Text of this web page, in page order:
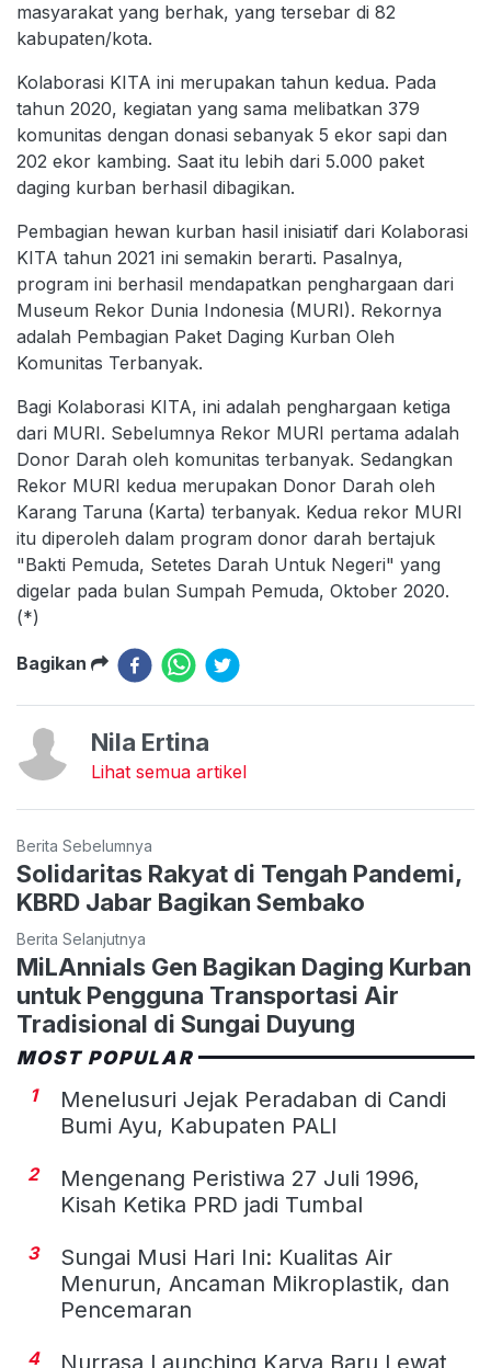
masyarakat yang berhak, yang tersebar di 82
kabupaten/kota.
Kolaborasi KITA ini merupakan tahun kedua. Pada
tahun 2020, kegiatan yang sama melibatkan 379
komunitas dengan donasi sebanyak 5 ekor sapi dan
202 ekor kambing. Saat itu lebih dari 5.000 paket
daging kurban berhasil dibagikan.
Pembagian hewan kurban hasil inisiatif dari Kolaborasi
KITA tahun 2021 ini semakin berarti. Pasalnya,
program ini berhasil mendapatkan penghargaan dari
Museum Rekor Dunia Indonesia (MURI). Rekornya
adalah Pembagian Paket Daging Kurban Oleh
Komunitas Terbanyak.
Bagi Kolaborasi KITA, ini adalah penghargaan ketiga
dari MURI. Sebelumnya Rekor MURI pertama adalah
Donor Darah oleh komunitas terbanyak. Sedangkan
Rekor MURI kedua merupakan Donor Darah oleh
Karang Taruna (Karta) terbanyak. Kedua rekor MURI
itu diperoleh dalam program donor darah bertajuk
"Bakti Pemuda, Setetes Darah Untuk Negeri" yang
digelar pada bulan Sumpah Pemuda, Oktober 2020.
(*)
Bagikan
Nila Ertina
Lihat semua artikel
Berita Sebelumnya
Solidaritas Rakyat di Tengah Pandemi,
KBRD Jabar Bagikan Sembako
Berita Selanjutnya
MiLAnnials Gen Bagikan Daging Kurban
untuk Pengguna Transportasi Air
Tradisional di Sungai Duyung
MOST POPULAR
1
Menelusuri Jejak Peradaban di Candi
Bumi Ayu, Kabupaten PALI
2
Mengenang Peristiwa 27 Juli 1996,
Kisah Ketika PRD jadi Tumbal
3
Sungai Musi Hari Ini: Kualitas Air
Menurun, Ancaman Mikroplastik, dan
Pencemaran
4
Nurrasa Launching Karya Baru Lewat